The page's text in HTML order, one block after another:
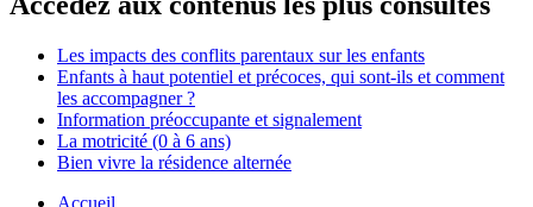
Les impacts des conflits parentaux sur les enfants
Enfants à haut potentiel et précoces, qui sont-ils et comment
les accompagner ?
Information préoccupante et signalement
La motricité (0 à 6 ans)
Bien vivre la résidence alternée